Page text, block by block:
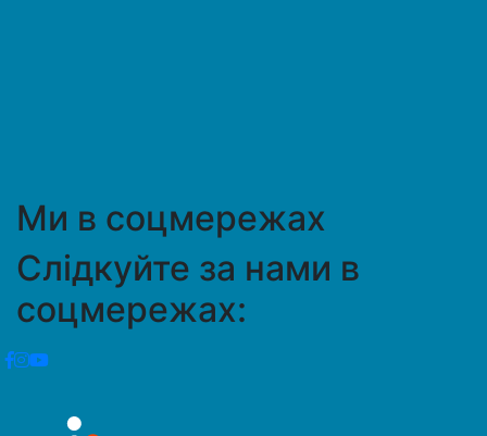
Ми в соцмережах
Слідкуйте за нами в
соцмережах: